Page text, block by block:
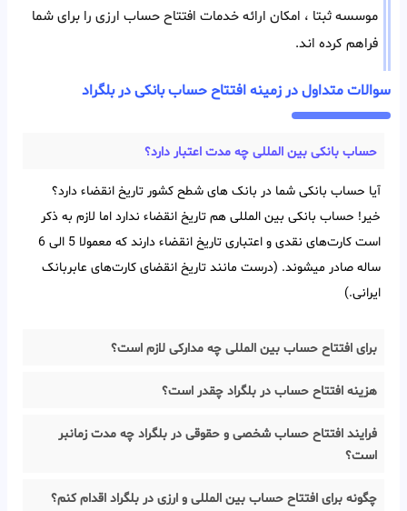
موسسه ثبتا ، امکان ارائه خدمات افتتاح حساب ارزی را برای شما
فراهم کرده اند.
سوالات متداول در زمینه افتتاح حساب بانکی در بلگراد
حساب بانکی بین‌ المللی چه مدت اعتبار دارد؟
آیا حساب بانکی شما در بانک های شطح کشور تاریخ انقضاء دارد؟
خیر! حساب بانکی بین‌ المللی هم تاریخ انقضاء ندارد اما لازم به ذکر
است کارت‌های نقدی و اعتباری تاریخ انقضاء دارند که معمولا 5 الی 6
ساله صادر میشوند. (درست مانند تاریخ انقضای کارت‌های عابربانک
ایرانی.)
برای افتتاح حساب بین المللی چه مدارکی لازم است؟
هزینه افتتاح حساب در بلگراد چقدر است؟
فرایند افتتاح حساب شخصی و حقوقی در بلگراد چه مدت زمانبر
است؟
چگونه برای افتتاح حساب بین المللی و ارزی در بلگراد اقدام کنم؟